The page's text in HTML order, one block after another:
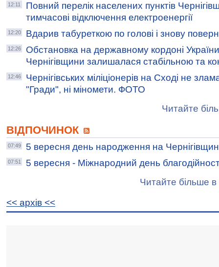
12:11
Повний перелік населених пунктів
тимчасові відключення електроенергії
12:20 Вдарив табуреткою по голові і знову
12:26
Обстановка на державному кордоні
Чернігівщини залишалася стабільною та
12:46
Чернігівських міліціонерів на Сході не
"Гради", ні міномети. ФОТО
Читайте
ВІДПОЧИНОК
07:49 5 вересня день народження на
07:51
5 вересня - Міжнародний день
Читайте більше в
<< архiв <<